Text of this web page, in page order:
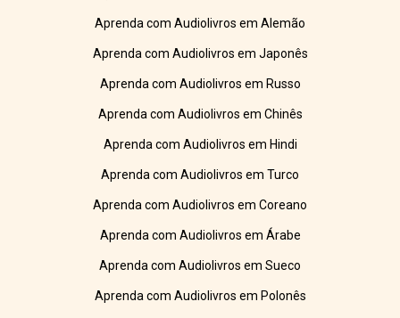
Aprenda com Audiolivros em Alemão
Aprenda com Audiolivros em Japonês
Aprenda com Audiolivros em Russo
Aprenda com Audiolivros em Chinês
Aprenda com Audiolivros em Hindi
Aprenda com Audiolivros em Turco
Aprenda com Audiolivros em Coreano
Aprenda com Audiolivros em Árabe
Aprenda com Audiolivros em Sueco
Aprenda com Audiolivros em Polonês